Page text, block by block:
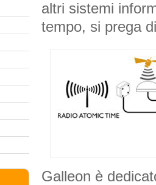
altri sistemi
tempo, si prega
Galleon è